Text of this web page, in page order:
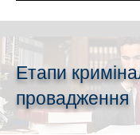
Етапи
провадження